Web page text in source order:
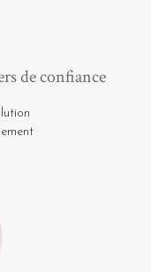
de confiance